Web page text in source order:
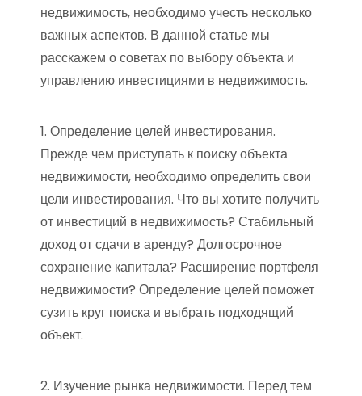
недвижимость, необходимо учесть несколько
важных аспектов. В данной статье мы
расскажем о советах по выбору объекта и
управлению инвестициями в недвижимость.
1. Определение целей инвестирования.
Прежде чем приступать к поиску объекта
недвижимости, необходимо определить свои
цели инвестирования. Что вы хотите получить
от инвестиций в недвижимость? Стабильный
доход от сдачи в аренду? Долгосрочное
сохранение капитала? Расширение портфеля
недвижимости? Определение целей поможет
сузить круг поиска и выбрать подходящий
объект.
2. Изучение рынка недвижимости. Перед тем